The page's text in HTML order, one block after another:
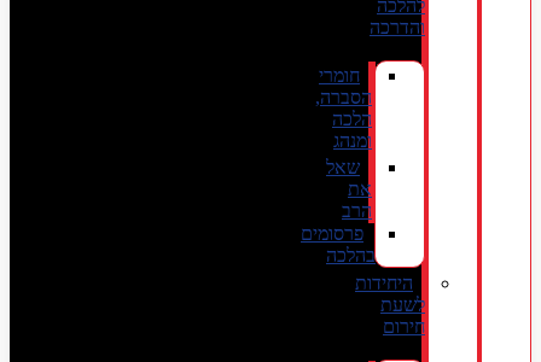
להלכה
והדרכה
חומרי
הסברה,
הלכה
ומנהג
שאל
את
הרב
פרסומים
בהלכה
היחידות
לשעת
חירום